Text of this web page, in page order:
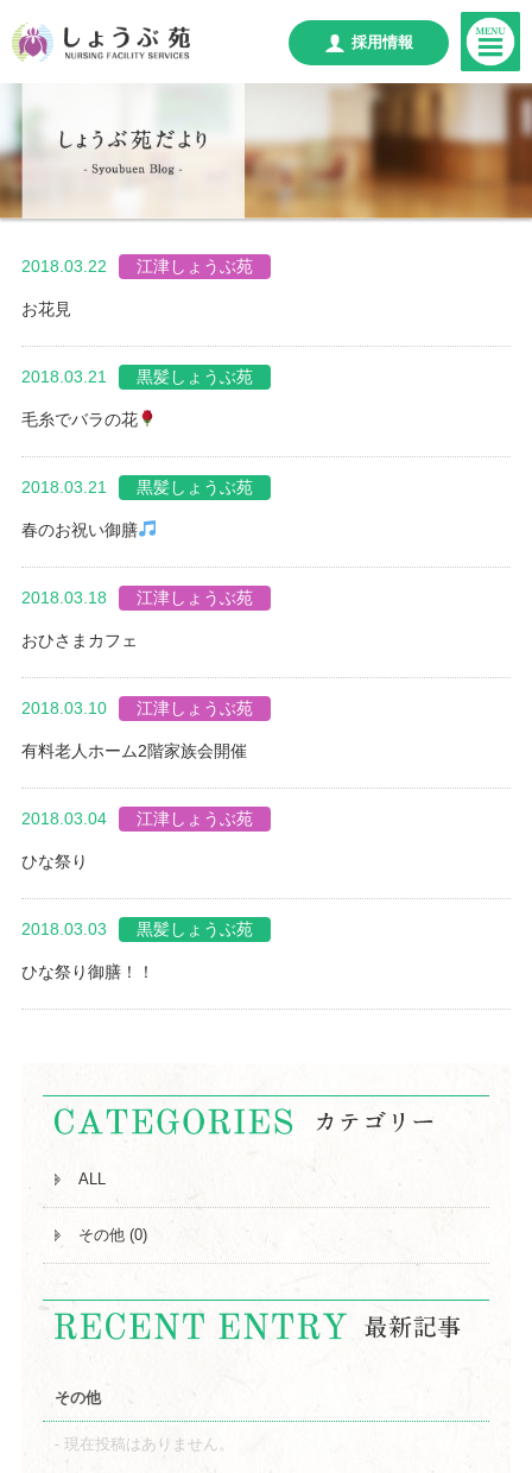
採用情報
2018.03.22 江津しょうぶ苑
お花見
2018.03.21 黒髪しょうぶ苑
毛糸でバラの花
2018.03.21 黒髪しょうぶ苑
春のお祝い御膳
2018.03.18 江津しょうぶ苑
おひさまカフェ
2018.03.10 江津しょうぶ苑
有料老人ホーム2階家族会開催
2018.03.04 江津しょうぶ苑
ひな祭り
2018.03.03 黒髪しょうぶ苑
ひな祭り御膳！！
ALL
その他 (0)
その他
現在投稿はありません。